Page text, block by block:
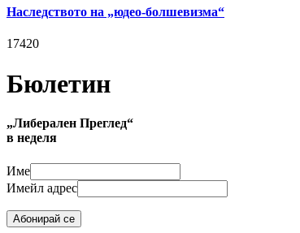
Наследството на „юдео-болшевизма“
17420
Бюлетин
„Либерален Преглед“
в неделя
Име
Имейл адрес
Абонирай се